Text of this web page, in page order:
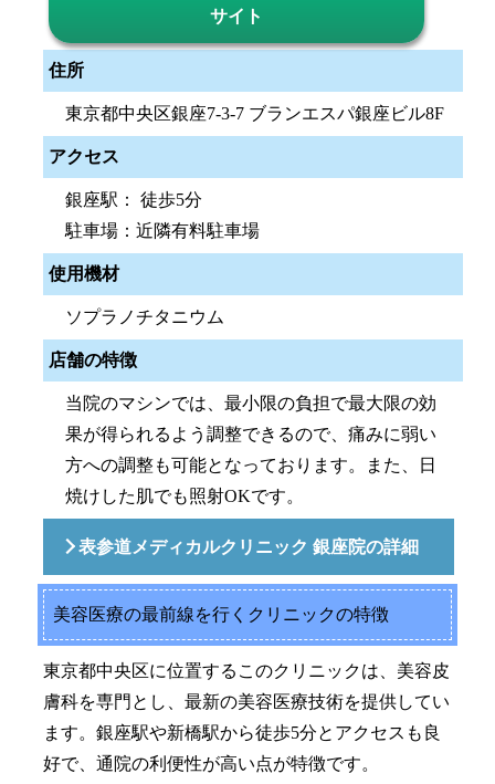
サイト
住所
東京都中央区銀座7-3-7 ブランエスパ銀座ビル8F
アクセス
銀座駅： 徒歩5分
駐車場：近隣有料駐車場
使用機材
ソプラノチタニウム
店舗の特徴
当院のマシンでは、最小限の負担で最大限の効
果が得られるよう調整できるので、痛みに弱い
方への調整も可能となっております。また、日
焼けした肌でも照射OKです。
表参道メディカルクリニック 銀座院の詳細
美容医療の最前線を行くクリニックの特徴
東京都中央区に位置するこのクリニックは、美容皮
膚科を専門とし、最新の美容医療技術を提供してい
ます。銀座駅や新橋駅から徒歩5分とアクセスも良
好で、通院の利便性が高い点が特徴です。